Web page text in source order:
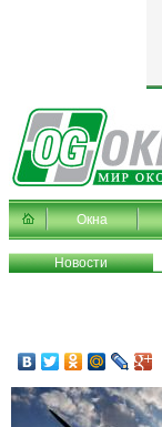
Окна
Новости